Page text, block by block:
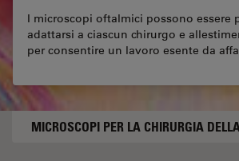
I microscopi oftalmici possono essere
adattarsi a ciascun chirurgo e
per consentire un lavoro esente da
MICROSCOPI PER LA CHIRURGIA